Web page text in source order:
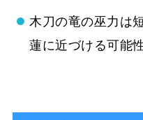
木刀の竜の巫力は
蓮に近づける可能